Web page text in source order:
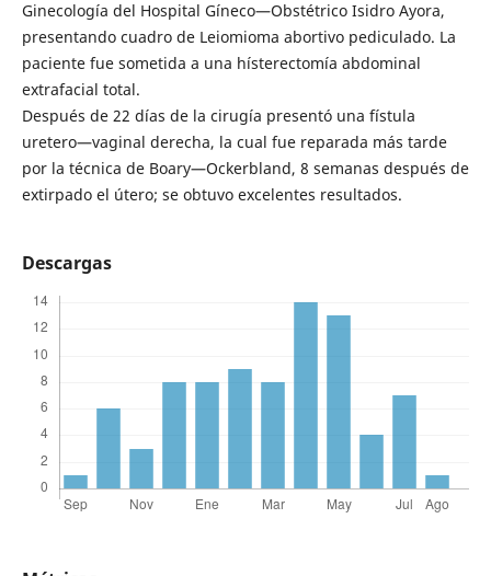
Ginecología del Hospital Gíneco—Obstétrico Isidro Ayora,
presentando cuadro de Leiomioma abortivo pediculado. La
paciente fue sometida a una hísterectomía abdominal
extrafacial total.
Después de 22 días de la cirugía presentó una fístula
uretero—vaginal derecha, la cual fue reparada más tarde
por la técnica de Boary—Ockerbland, 8 semanas después de
extirpado el útero; se obtuvo excelentes resultados.
Descargas